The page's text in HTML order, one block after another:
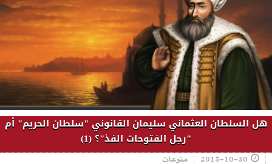
هل السلطان العثماني سليمان القانوني "سلطان الحريم" أم
"رجل الفتوحات الفذ"؟ (1)
2015-10-30 منوعات